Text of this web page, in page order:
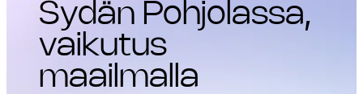
Sydän Pohjolassa,
vaikutus
maailmalla